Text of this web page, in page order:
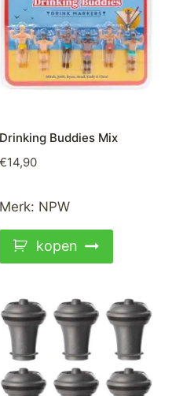
Drinking Buddies Mix
€14,90
Merk: NPW
kopen